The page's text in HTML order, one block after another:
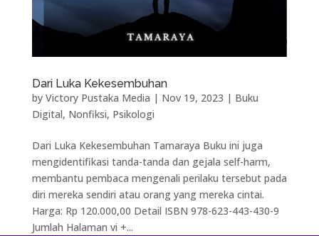
Dari Luka Kekesembuhan
by Victory Pustaka Media | Nov 19, 2023 | Buku
Digital, Nonfiksi, Psikologi
Dari Luka Kekesembuhan Tamaraya Buku ini juga
mengidentifikasi tanda-tanda dan gejala self-harm,
membantu pembaca mengenali perilaku tersebut pada
diri mereka sendiri atau orang yang mereka cintai.
Harga: Rp 120.000,00 Detail ISBN 978-623-443-430-9
Jumlah Halaman vi +...